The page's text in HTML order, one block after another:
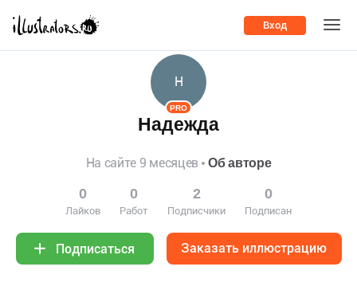
Вход
Н
PRO
Надежда
На сайте 9 месяцев Об авторе
0
Лайков
0
Работ
2
Подписчики
0
Подписан
Подписаться Заказать иллюстрацию